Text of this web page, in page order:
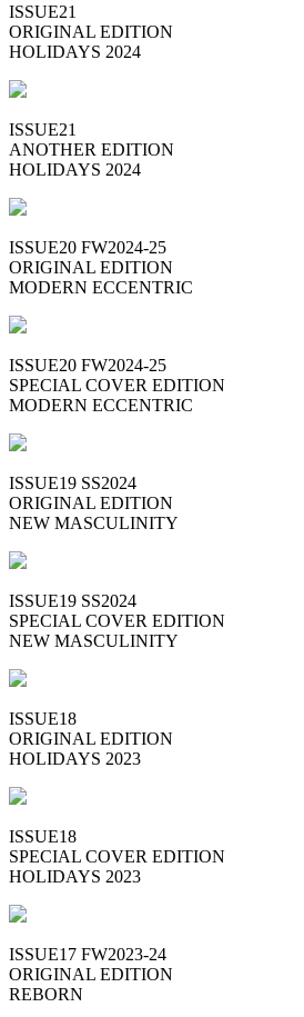
ISSUE21
ORIGINAL EDITION
HOLIDAYS 2024
ISSUE21
ANOTHER EDITION
HOLIDAYS 2024
ISSUE20 FW2024-25
ORIGINAL EDITION
MODERN ECCENTRIC
ISSUE20 FW2024-25
SPECIAL COVER EDITION
MODERN ECCENTRIC
ISSUE19 SS2024
ORIGINAL EDITION
NEW MASCULINITY
ISSUE19 SS2024
SPECIAL COVER EDITION
NEW MASCULINITY
ISSUE18
ORIGINAL EDITION
HOLIDAYS 2023
ISSUE18
SPECIAL COVER EDITION
HOLIDAYS 2023
ISSUE17 FW2023-24
ORIGINAL EDITION
REBORN